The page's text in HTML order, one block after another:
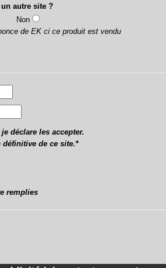
autre site ?
Non
de EK ci ce produit est vendu
déclare les accepter.
définitive de ce site.*
remplies